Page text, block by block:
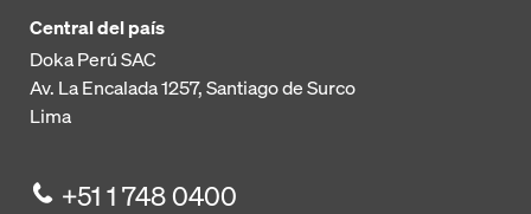
Central del país
Doka Perú SAC
Av. La Encalada 1257,Santiago de Surco
Lima
+51 1 748 0400